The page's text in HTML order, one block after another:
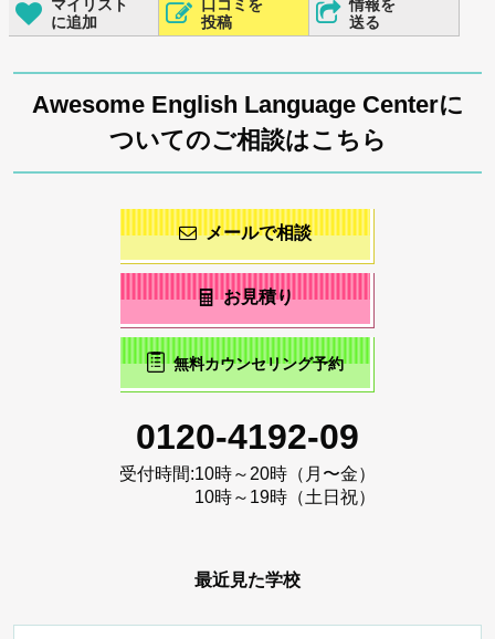
マイリスト
に追加
口コミを
投稿
情報を
送る
Awesome English Language Centerに
ついてのご相談はこちら
メールで相談
お見積り
無料カウンセリング予約
0120-4192-09
受付時間:10時～20時（月〜金）
10時～19時（土日祝）
最近見た学校